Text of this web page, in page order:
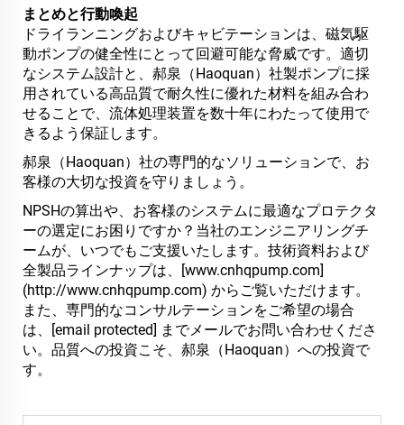
まとめと行動喚起
ドライランニングおよびキャビテーションは、磁気駆
動ポンプの健全性にとって回避可能な脅威です。適切
なシステム設計と、郝泉（Haoquan）社製ポンプに採
用されている高品質で耐久性に優れた材料を組み合わ
せることで、流体処理装置を数十年にわたって使用で
きるよう保証します。
郝泉（Haoquan）社の専門的なソリューションで、お
客様の大切な投資を守りましょう。
NPSHの算出や、お客様のシステムに最適なプロテクタ
ーの選定にお困りですか？当社のエンジニアリングチ
ームが、いつでもご支援いたします。技術資料および
全製品ラインナップは、[www.cnhqpump.com]
(http://www.cnhqpump.com) からご覧いただけます。
また、専門的なコンサルテーションをご希望の場合
は、
[email protected] までメールでお問い合わせくださ
い。品質への投資こそ、郝泉（Haoquan）への投資で
す。